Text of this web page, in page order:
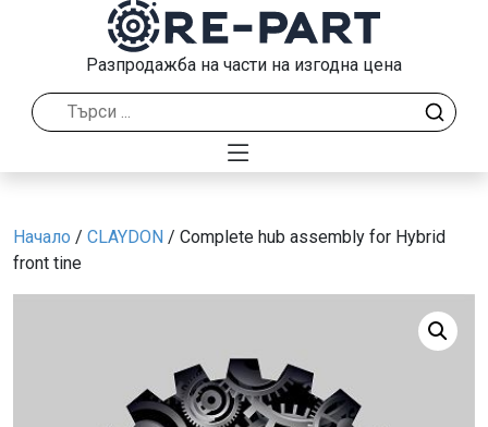
Разпродажба на части на изгодна цена
Начало / CLAYDON / Complete hub assembly for Hybrid
front tine